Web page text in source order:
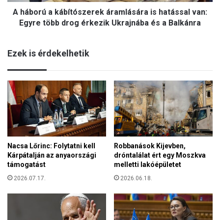
H
á
r
o
m
K
r
l
y
i
,
ó
e
e
k
á
r
a
m
l
á
A háború a kábítószerek áramlására is hatással van:
Egyre több drog érkezik Ukrajnába és a Balkánra
Ezek is érdekelhetik
Nacsa Lőrinc: Folytatni kell
Kárpátalján az anyaországi
támogatást
2026.07.17.
Robbanások Kijevben,
dróntalálat ért egy Moszkva
melletti lakóépületet
2026.06.18.